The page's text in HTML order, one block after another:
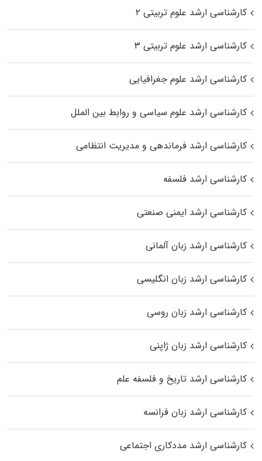
کارشناسی ارشد علوم تربیتی ۲
کارشناسی ارشد علوم تربیتی ۳
کارشناسی ارشد علوم جغرافیایی
کارشناسی ارشد علوم سیاسی و روابط بین الملل
کارشناسی ارشد فرماندهی و مدیریت انتظامی
کارشناسی ارشد فلسفه
کارشناسی ارشد ایمنی صنعتی
کارشناسی ارشد زبان آلمانی
کارشناسی ارشد زبان انگلیسی
کارشناسی ارشد زبان روسی
کارشناسی ارشد زبان ژاپنی
کارشناسی ارشد تاریخ و فلسفه علم
کارشناسی ارشد زبان فرانسه
کارشناسی ارشد مددکاری اجتماعی